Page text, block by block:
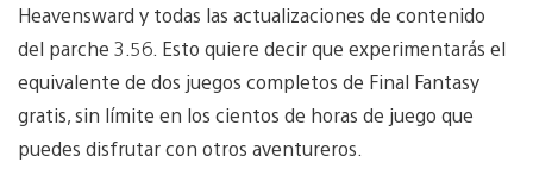
Heavensward y todas las actualizaciones de contenido
del parche 3.56. Esto quiere decir que experimentarás el
equivalente de dos juegos completos de Final Fantasy
gratis, sin límite en los cientos de horas de juego que
puedes disfrutar con otros aventureros.